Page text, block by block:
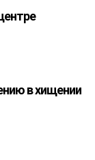
в хищении